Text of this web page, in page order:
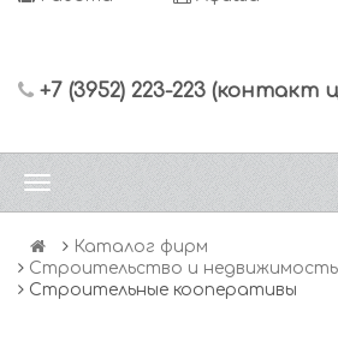
+7 (3952) 223-223 (контакт
Каталог фирм
Строительство и недвижимость
Строительные кооперативы